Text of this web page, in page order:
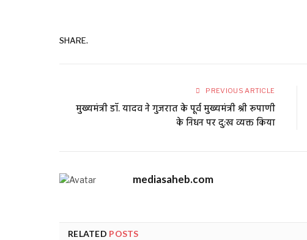
SHARE.
PREVIOUS ARTICLE
मुख्यमंत्री डॉ. यादव ने गुजरात के पूर्व मुख्यमंत्री श्री रूपाणी
के निधन पर दु:ख व्यक्त किया
mediasaheb.com
RELATED POSTS